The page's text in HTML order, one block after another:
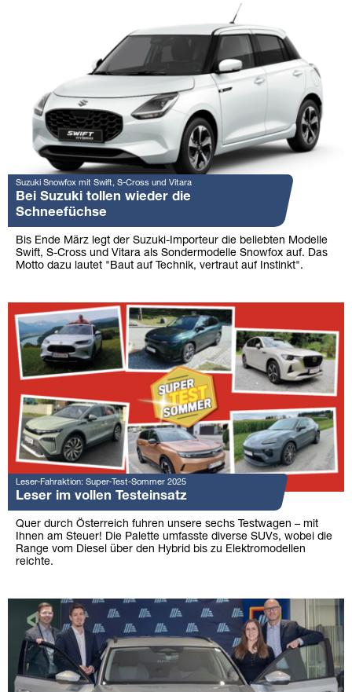
Suzuki Snowfox mit Swift, S-Cross und Vitara
Bei Suzuki tollen wieder die
Schneefüchse
Bis Ende März legt der Suzuki-Importeur die beliebten Modelle
Swift, S-Cross und Vitara als Sondermodelle Snowfox auf. Das
Motto dazu lautet "Baut auf Technik, vertraut auf Instinkt".
Leser-Fahraktion: Super-Test-Sommer 2025
Leser im vollen Testeinsatz
Quer durch Österreich fuhren unsere sechs Testwagen – mit
Ihnen am Steuer! Die Palette umfasste diverse SUVs, wobei die
Range vom Diesel über den Hybrid bis zu Elektromodellen
reichte.